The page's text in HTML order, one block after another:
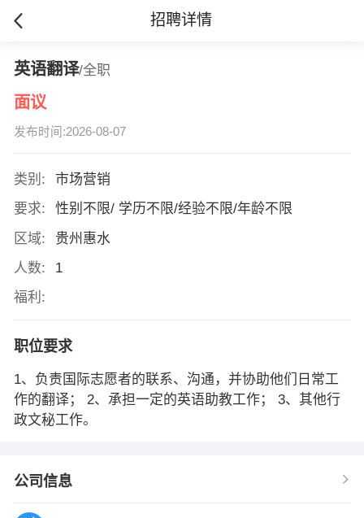
招聘详情
英语翻译/全职
面议
发布时间:2026-08-07
类别:
市场营销
要求:
性别不限/ 学历不限/经验不限/年龄不限
区域:
贵州惠水
人数:
1
福利:
职位要求
1、负责国际志愿者的联系、沟通，并协助他们日常工
作的翻译； 2、承担一定的英语助教工作； 3、其他行
政文秘工作。
公司信息